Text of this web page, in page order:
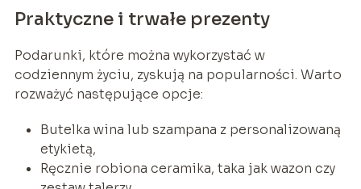
Praktyczne i trwałe prezenty
Podarunki, które można wykorzystać w
codziennym życiu, zyskują na popularności. Warto
rozważyć następujące opcje:
Butelka wina lub szampana z personalizowaną
etykietą,
Ręcznie robiona ceramika, taka jak wazon czy